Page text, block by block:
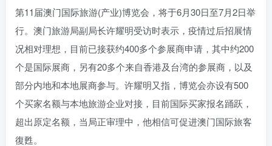
第11届澳门国际旅游(产业)博览会，将于6月30日至7月2日举
行。澳门旅游局副局长许耀明受访时表示，疫情过后招展情
况相对理想，目前已接获约400多个参展商申请，其中约200
个是国际展商，另有20多个来自香港及台湾的参展商，以及
部分内地和本地展商参与。许耀明又指，博览会亦设有500
个买家名额与本地旅游企业对接，目前国际买家报名踊跃，
超出原定名额，当局正审理中，他相信可促进澳门国际旅客
復甦。